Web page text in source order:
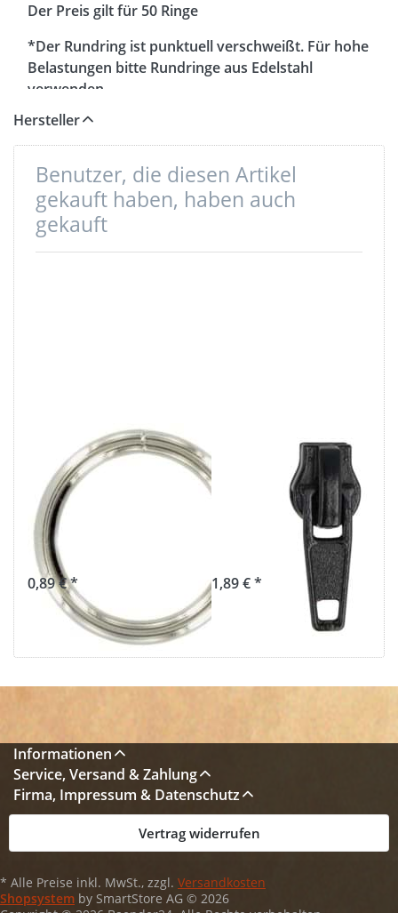
Der Preis gilt für 50 Ringe
*Der Rundring ist punktuell verschweißt. Für hohe
Belastungen bitte Rundringe aus Edelstahl
verwenden.
Hersteller
Benutzer, die diesen Artikel
gekauft haben, haben auch
gekauft
50mm Rundring
(Innenmaß) -
geschweißt aus
Stahl -
vernickelt
0,89 € *
Zipper Autolock
für 5mm
Reißverschlüsse,
Farbe: schwarz,
1,89 € *
Informationen
Service, Versand & Zahlung
Firma, Impressum & Datenschutz
Vertrag widerrufen
* Alle Preise inkl. MwSt., zzgl. Versandkosten
Shopsystem by SmartStore AG © 2026